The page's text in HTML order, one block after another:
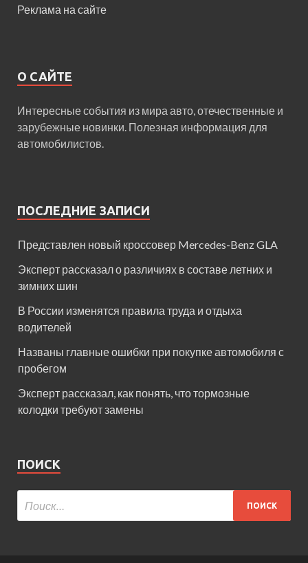
Реклама на сайте
О САЙТЕ
Интересные события из мира авто, отечественные и
зарубежные новинки. Полезная информация для
автомобилистов.
ПОСЛЕДНИЕ ЗАПИСИ
Представлен новый кроссовер Mercedes-Benz GLA
Эксперт рассказал о различиях в составе летних и
зимних шин
В России изменятся правила труда и отдыха
водителей
Названы главные ошибки при покупке автомобиля с
пробегом
Эксперт рассказал, как понять, что тормозные
колодки требуют замены
ПОИСК